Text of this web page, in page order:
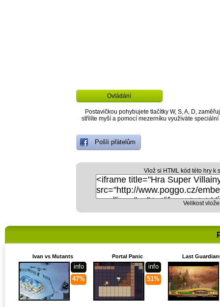
Ovládání
Postavičkou pohybujete tlačítky W, S, A, D,
střílíte myší a pomocí mezerníku využíváte speciální
Pošli přátelům
Vlož si HTML kód této hry k
Velikost
Ivan vs Mutants
info
47%
Portal Panic
info
51%
Last